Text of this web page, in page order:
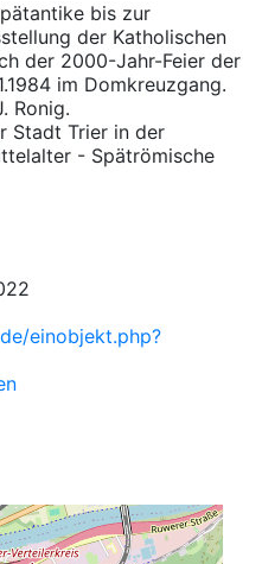
bis zur
der Katholischen
der 2000-Jahr-Feier der
im Domkreuzgang.
Ronig.
Stadt Trier in der
- Spätrömische
einobjekt.php?